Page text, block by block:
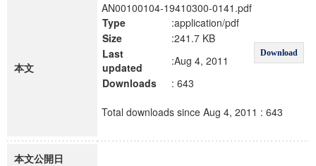
本文
AN00100104-19410300-0141.pdf
Type
:application/pdf
Download
Size
:241.7 KB
Last
updated
:Aug 4, 2011
Downloads
: 643
Total downloads since Aug 4, 2011 : 643
本文公開日